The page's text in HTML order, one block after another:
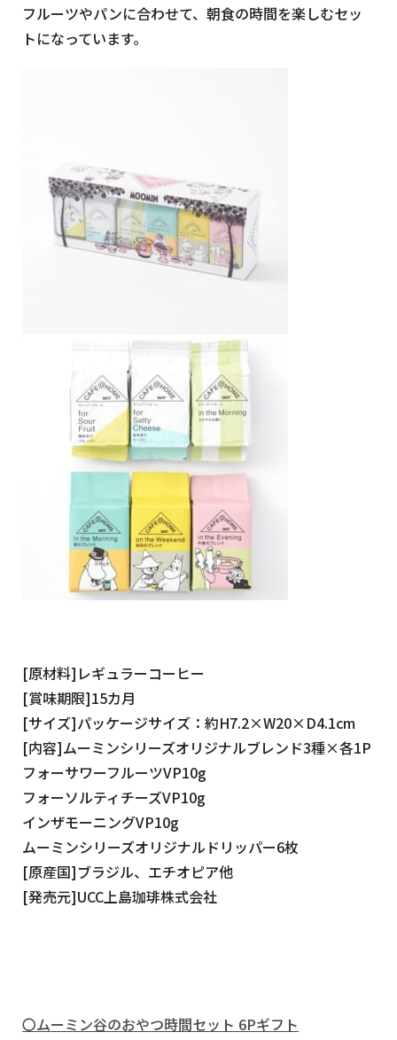
フルーツやパンに合わせて、朝食の時間を楽しむセッ
トになっています。
[原材料]レギュラーコーヒー
[賞味期限]15カ月
[サイズ]パッケージサイズ：約H7.2×W20×D4.1cm
[内容]ムーミンシリーズオリジナルブレンド3種×各1P
フォーサワーフルーツVP10g
フォーソルティチーズVP10g
インザモーニングVP10g
ムーミンシリーズオリジナルドリッパー6枚
[原産国]ブラジル、エチオピア他
[発売元]UCC上島珈琲株式会社
〇ムーミン谷のおやつ時間セット 6Pギフト